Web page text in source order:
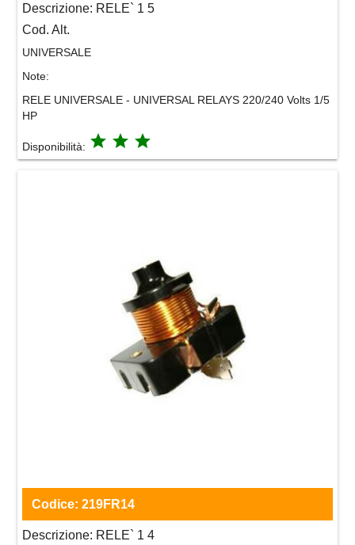
Descrizione: RELE` 1 5
Cod. Alt.
UNIVERSALE
Note:
RELE UNIVERSALE - UNIVERSAL RELAYS 220/240 Volts 1/5
HP
Disponibilità: grade grade grade
Codice: 219FR14
Descrizione: RELE` 1 4